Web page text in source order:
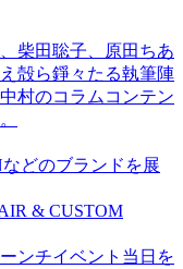
柴田聡子、原田ちあ
殻ら錚々たる執筆陣
村のコラムコンテン
どのブランドを展
& CUSTOM
ンチイベント当日を